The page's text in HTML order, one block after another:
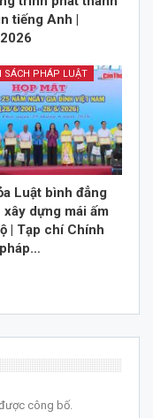
tiếng Anh |
SÁCH PHÁP LUẬT
Luật bình đẳng
dựng mái ấm
| Tạp chí Chính
công bố.